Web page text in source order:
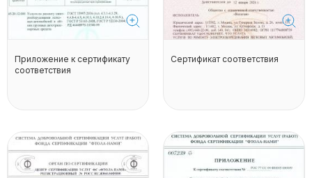
Приложение к сертификату
соответствия
Сертификат соответствия